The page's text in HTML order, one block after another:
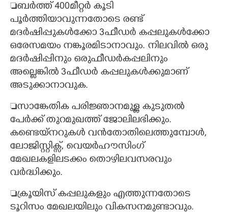
ബർത്ത് 400മീറ്റർ കൂടി
പൂർത്തിയാവുന്നതോടെ രണ്ട്
മദർഷിപ്പുകൾക്കോ 3ഫീഡർ കപ്പലുകൾക്കോ
ഒരേസമയം നങ്കൂരമിടാനാവും. നിലവിൽ ഒരു
മദർഷിപ്പിനും ഒരുഫീഡർകപ്പലിനും
അല്ലെങ്കിൽ 3ഫീഡർ കപ്പലുകൾക്കുമാണ്
അടുക്കാനാവുക.
സാങ്കേതിക പരി‌ജ്ഞാനമുള്ള കുടുതൽ
പേർക്ക് തുറമുഖത്ത് ജോലിലഭിക്കും.
കണ്ടെയ്നറുകൾ വൻതോതിലെത്തുമ്പോൾ,
ലോജിസ്റ്റിക്സ്, വെയർഹൗസിംഗ്
മേഖലകളിലടക്കം തൊഴിലവസരവും
വർദ്ധിക്കും.
ക്രൂയിസ് കപ്പലുകളും എത്തുന്നതോടെ
ടൂറിസം മേഖലയിലും വികസനമുണ്ടാവും.